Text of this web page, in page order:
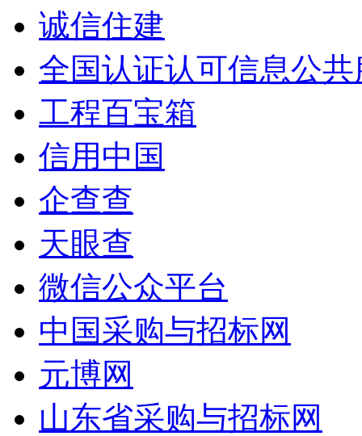
诚信住建
全国认证认可信息公
工程百宝箱
信用中国
企查查
天眼查
微信公众平台
中国采购与招标网
元博网
山东省采购与招标网